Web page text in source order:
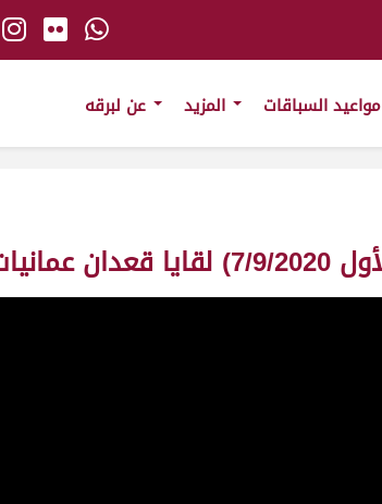
مواعيد السباقات